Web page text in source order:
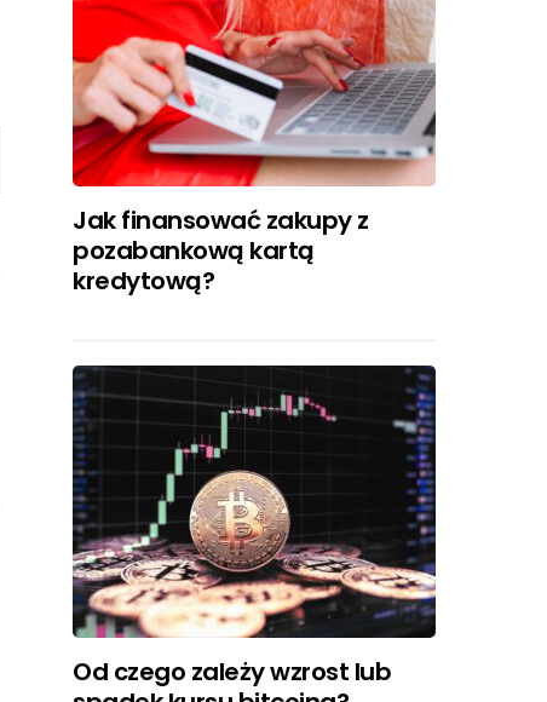
Jak finansować zakupy z
pozabankową kartą
kredytową?
Od czego zależy wzrost lub